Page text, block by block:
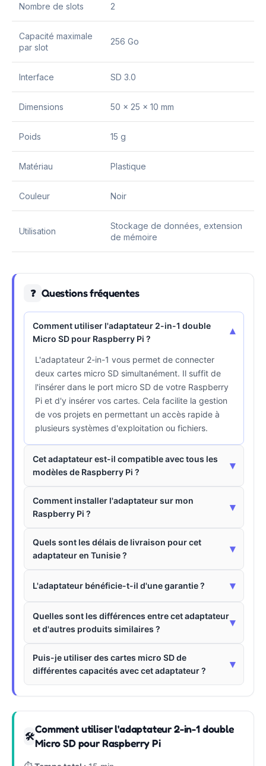
Nombre de slots 2
Capacité maximale
par slot
256 Go
Interface SD 3.0
Dimensions 50 x 25 x 10 mm
Poids 15 g
Matériau Plastique
Couleur Noir
Utilisation
Stockage de données, extension
de mémoire
❓ Questions fréquentes
Comment utiliser l'adaptateur 2-in-1 double
Micro SD pour Raspberry Pi ?
▾
L'adaptateur 2-in-1 vous permet de connecter
deux cartes micro SD simultanément. Il suffit de
l'insérer dans le port micro SD de votre Raspberry
Pi et d'y insérer vos cartes. Cela facilite la gestion
de vos projets en permettant un accès rapide à
plusieurs systèmes d'exploitation ou fichiers.
Cet adaptateur est-il compatible avec tous les
modèles de Raspberry Pi ?
▾
Comment installer l'adaptateur sur mon
Raspberry Pi ?
▾
Quels sont les délais de livraison pour cet
adaptateur en Tunisie ?
▾
L'adaptateur bénéficie-t-il d'une garantie ? ▾
Quelles sont les différences entre cet adaptateur
et d'autres produits similaires ?
▾
Puis-je utiliser des cartes micro SD de
différentes capacités avec cet adaptateur ?
▾
🛠
Comment utiliser l'adaptateur 2-in-1 double
Micro SD pour Raspberry Pi